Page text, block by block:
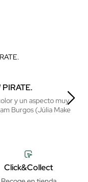
y un aspecto muy
Burgos (Júlia Make
Click&Collect